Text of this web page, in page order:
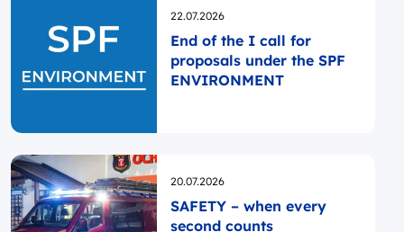
Opublikowano
22.07.2026
End of the I call for
proposals under the SPF
ENVIRONMENT
Opublikowano
20.07.2026
SAFETY – when every
second counts